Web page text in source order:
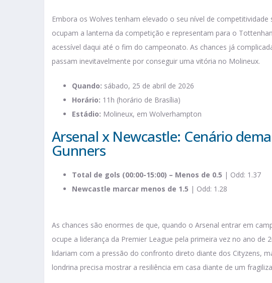
Embora os Wolves tenham elevado o seu nível de
ocupam a lanterna da competição e representam para o
acessível daqui até o fim do campeonato. As chances já
passam inevitavelmente por conseguir uma vitória no Molineux.
Quando: sábado, 25 de abril de 2026
Horário: 11h (horário de Brasília)
Estádio: Molineux, em Wolverhampton
Arsenal x Newcastle: Cenário
Gunners
Total de gols (00:00-15:00) – Menos de 0.5 | Odd: 1.37
Newcastle marcar menos de 1.5 | Odd: 1.28
As chances são enormes de que, quando o Arsenal entrar em
ocupe a liderança da Premier League pela primeira vez no ano de
lidariam com a pressão do confronto direto diante dos Cityzens,
londrina precisa mostrar a resiliência em casa diante de um